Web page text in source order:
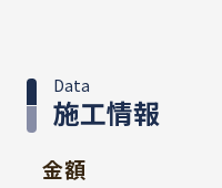
施工情報
Data
金額